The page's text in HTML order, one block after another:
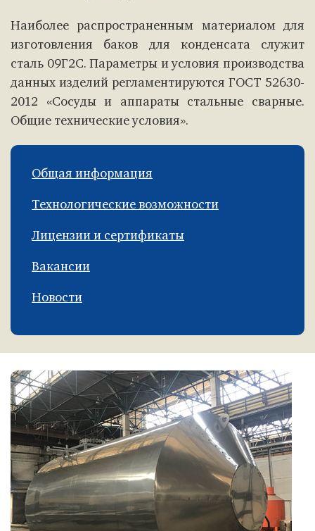
Наиболее распространенным материалом для
изготовления баков для конденсата служит
сталь 09Г2С. Параметры и условия производства
данных изделий регламентируются ГОСТ 52630-
2012 «Сосуды и аппараты стальные сварные.
Общие технические условия».
Общая информация
Технологические возможности
Лицензии и сертификаты
Вакансии
Новости